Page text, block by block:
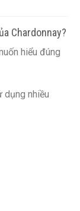
Chardonnay?
hiểu đúng
dụng nhiều